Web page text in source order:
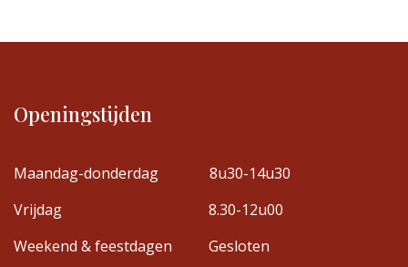
Openingstijden
Maandag-donderdag
8u30-14u30
Vrijdag
8.30-12u00
Weekend & feestdagen
Gesloten